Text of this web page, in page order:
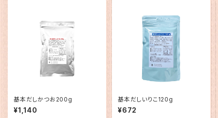
基本だしかつお200g
¥1,140
基本だしいりこ120g
¥672